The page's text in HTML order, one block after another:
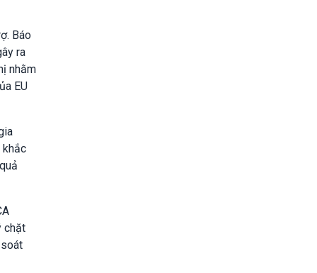
Báo
ra
nhằm
EU
khắc
chặt